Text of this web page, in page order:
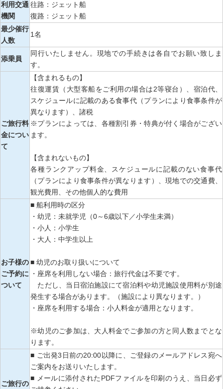
利用交通
機関
往路：ジェット船
復路：ジェット船
最少催行
人数
1名
添乗員
同行いたしません。現地での手続きは各自でお願い致しま
す。
ご旅行料
金につい
て
【含まれるもの】
往復運賃（大型客船をご利用の場合は2等寝台）、宿泊代、
スケジュールに記載のある食事代（プランにより食事条件が
異なります）、諸税
※プランによっては、各種割引券・特典が付く場合がござい
ます。
【含まれないもの】
各種ランクアップ料金、スケジュールに記載のない食事代
（プランにより食事条件が異なります）、現地での交通費、
観光費用、その他個人的な費用
お子様の
ご予約に
ついて
■ 船利用時の区分
・幼児：未就学児（0～6歳以下／小学生未満）
・小人：小学生
・大人：中学生以上
■ 幼児のお取り扱いについて
・座席を利用しない場合：旅行代金は不要です。
ただし、当日宿泊施設にて宿泊料や幼児施設使用料が別途
発生する場合があります。（施設により異なります。）
・座席を利用する場合：小人料金が適用となります。
※幼児のご参加は、大人料金でご参加の方と同人数までとな
ります。
ご旅行の
■ ご出発3日前の20:00以降に、ご登録のメールアドレス宛へ
ご案内をお送りいたします。
■ メールに添付されたPDFファイルを印刷のうえ、当日必ず